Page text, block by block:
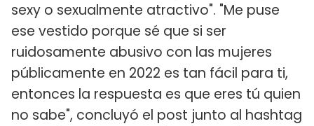
sexy o sexualmente atractivo". "Me puse
ese vestido porque sé que si ser
ruidosamente abusivo con las mujeres
públicamente en 2022 es tan fácil para ti,
entonces la respuesta es que eres tú quien
no sabe", concluyó el post junto al hashtag